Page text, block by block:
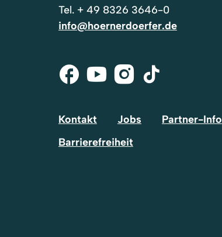
Tel. + 49 8326 3646-0
info@hoernerdoerfer.de
Facebook
Youtube
Instagram
Tik-
Kontakt Jobs Partner-Info
Barrierefreiheit